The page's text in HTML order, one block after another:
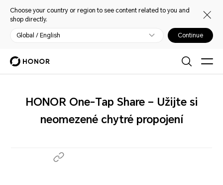
Choose your country or region to see content related to you and
shop directly.
Global / English Continue
HONOR One-Tap Share – Užijte si
neomezené chytré propojení